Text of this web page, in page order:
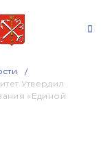
Утвердил
«Единой